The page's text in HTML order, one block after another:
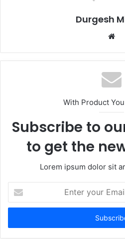
Durgesh
With Product
Subscribe to
to get the
Lorem ipsum dolor sit
your
Email